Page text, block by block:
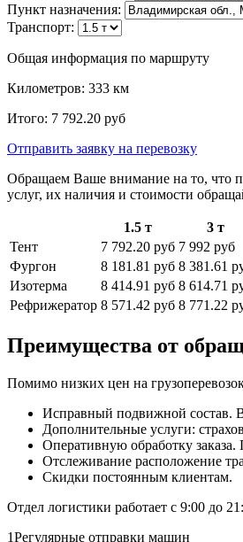
Пункт назначения:
Транспорт:
Общая информация по маршруту
Километров: 333 км
Итого: 7 792.20 руб
Отправить заявку на перевозку
Обращаем Ваше внимание на то, что
услуг, их наличия и стоимости
1.5 т 3 т
Тент
7 792.20 руб 7 992 руб
Фургон
8 181.81 руб 8 381.61
Изотерма
8 414.91 руб 8 614.71
Рефрижератор 8 571.42 руб 8 771.22
Преимущества от
Помимо низких цен на
Исправный подвижной состав.
Дополнительные услуги:
Оперативную обработку
Отслеживание расположение
Скидки постоянным клиентам.
Отдел логистики работает с 9:00 до
1Регулярные отправки машин